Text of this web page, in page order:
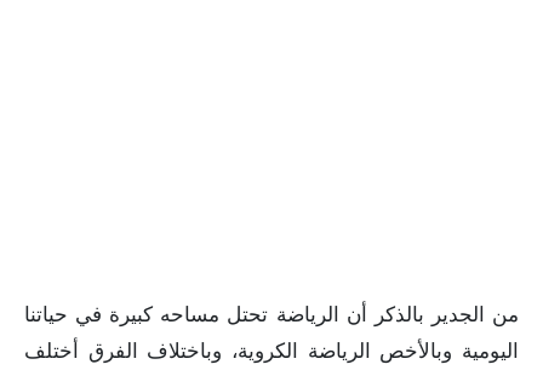
من الجدير بالذكر أن الرياضة تحتل مساحه كبيرة في حياتنا
اليومية وبالأخص الرياضة الكروية، وباختلاف الفرق أختلف